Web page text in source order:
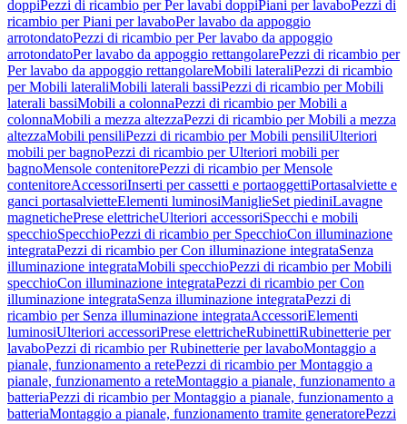
doppiPezzi di ricambio per Per lavabi doppiPiani per lavaboPezzi di
ricambio per Piani per lavaboPer lavabo da appoggio
arrotondatoPezzi di ricambio per Per lavabo da appoggio
arrotondatoPer lavabo da appoggio rettangolarePezzi di ricambio per
Per lavabo da appoggio rettangolareMobili lateraliPezzi di ricambio
per Mobili lateraliMobili laterali bassiPezzi di ricambio per Mobili
laterali bassiMobili a colonnaPezzi di ricambio per Mobili a
colonnaMobili a mezza altezzaPezzi di ricambio per Mobili a mezza
altezzaMobili pensiliPezzi di ricambio per Mobili pensiliUlteriori
mobili per bagnoPezzi di ricambio per Ulteriori mobili per
bagnoMensole contenitorePezzi di ricambio per Mensole
contenitoreAccessoriInserti per cassetti e portaoggettiPortasalviette e
ganci portasalvietteElementi luminosiManiglieSet piediniLavagne
magnetichePrese elettricheUlteriori accessoriSpecchi e mobili
specchioSpecchioPezzi di ricambio per SpecchioCon illuminazione
integrataPezzi di ricambio per Con illuminazione integrataSenza
illuminazione integrataMobili specchioPezzi di ricambio per Mobili
specchioCon illuminazione integrataPezzi di ricambio per Con
illuminazione integrataSenza illuminazione integrataPezzi di
ricambio per Senza illuminazione integrataAccessoriElementi
luminosiUlteriori accessoriPrese elettricheRubinettiRubinetterie per
lavaboPezzi di ricambio per Rubinetterie per lavaboMontaggio a
pianale, funzionamento a retePezzi di ricambio per Montaggio a
pianale, funzionamento a reteMontaggio a pianale, funzionamento a
batteriaPezzi di ricambio per Montaggio a pianale, funzionamento a
batteriaMontaggio a pianale, funzionamento tramite generatorePezzi